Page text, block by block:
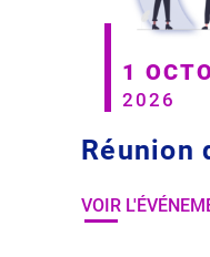
1
2026
Réunion
VOIR